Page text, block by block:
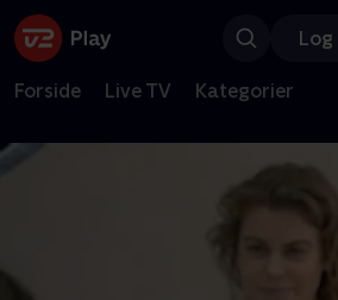
Log
Forside Live TV Kategorier